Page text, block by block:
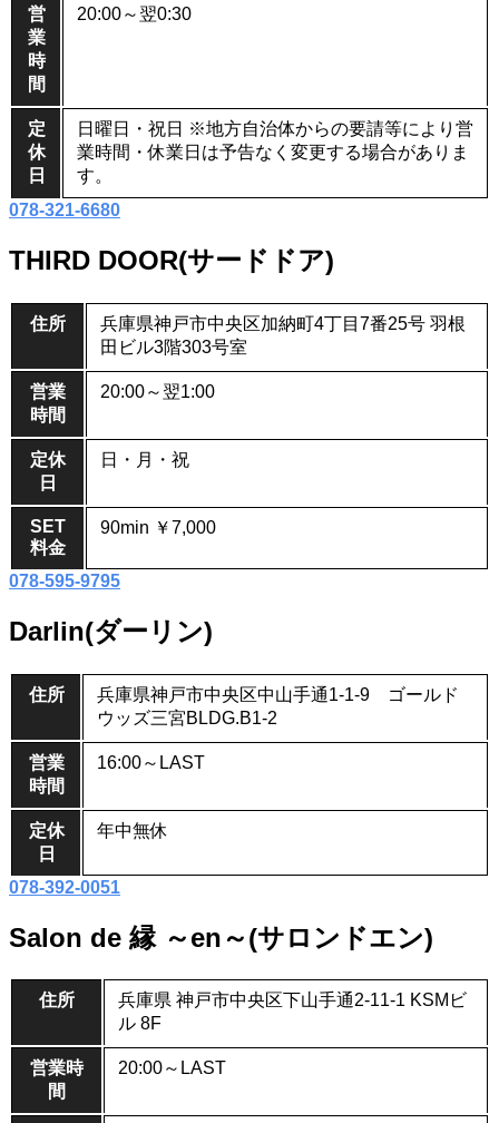
営
業
時
間
20:00～翌0:30
定
休
日
日曜日・祝日 ※地方自治体からの要請等により営
業時間・休業日は予告なく変更する場合がありま
す。
078-321-6680
THIRD DOOR(サードドア)
住所
兵庫県神戸市中央区加納町4丁目7番25号 羽根
田ビル3階303号室
営業
時間
20:00～翌1:00
定休
日
日・月・祝
SET
料金
90min ￥7,000
078-595-9795
Darlin(ダーリン)
住所
兵庫県神戸市中央区中山手通1-1-9 ゴールド
ウッズ三宮BLDG.B1-2
営業
時間
16:00～LAST
定休
日
年中無休
078-392-0051
Salon de 縁 ～en～(サロンドエン)
住所
兵庫県 神戸市中央区下山手通2-11-1 KSMビ
ル 8F
営業時
間
20:00～LAST